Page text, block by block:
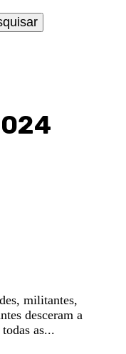
militantes,
desceram a
as...